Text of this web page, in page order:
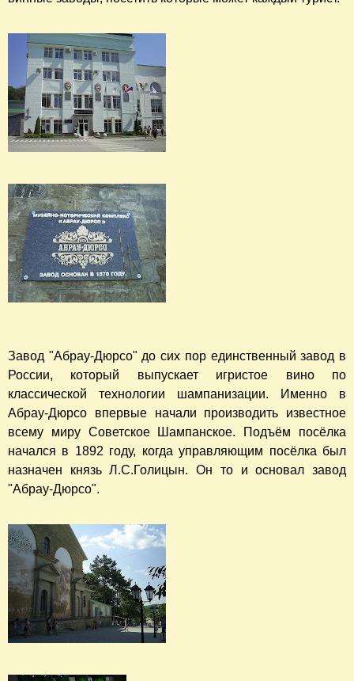
Завод "Абрау-Дюрсо" до сих пор единственный завод в
России, который выпускает игристое вино по
классической технологии шампанизации. Именно в
Абрау-Дюрсо впервые начали производить известное
всему миру Советское Шампанское. Подъём посёлка
начался в 1892 году, когда управляющим посёлка был
назначен князь Л.С.Голицын. Он то и основал завод
"Абрау-Дюрсо".